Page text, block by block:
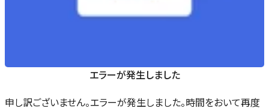
エラーが発生しました
申し訳ございません。エラーが発生しました。時間をおいて再度